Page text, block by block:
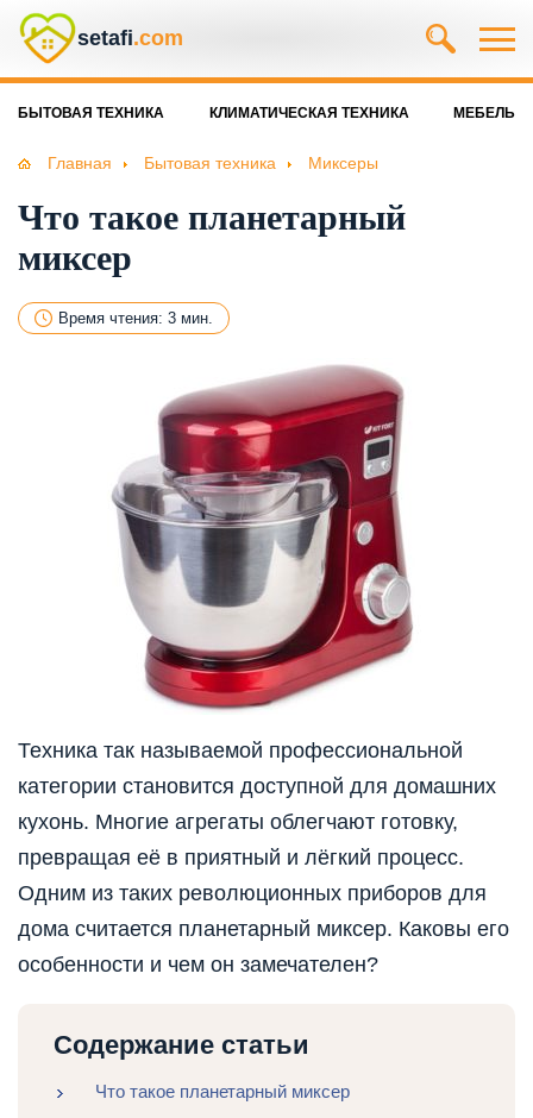
setafi.com
БЫТОВАЯ ТЕХНИКА КЛИМАТИЧЕСКАЯ ТЕХНИКА МЕБЕЛЬ
Главная Бытовая техника Миксеры
Что такое планетарный
миксер
Время чтения: 3 мин.
Техника так называемой профессиональной
категории становится доступной для домашних
кухонь. Многие агрегаты облегчают готовку,
превращая её в приятный и лёгкий процесс.
Одним из таких революционных приборов для
дома считается планетарный миксер. Каковы его
особенности и чем он замечателен?
Содержание статьи
Что такое планетарный миксер